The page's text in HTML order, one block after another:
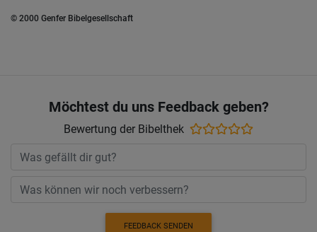
© 2000 Genfer Bibelgesellschaft
Möchtest du uns Feedback geben?
Bewertung der Bibelthek
FEEDBACK SENDEN